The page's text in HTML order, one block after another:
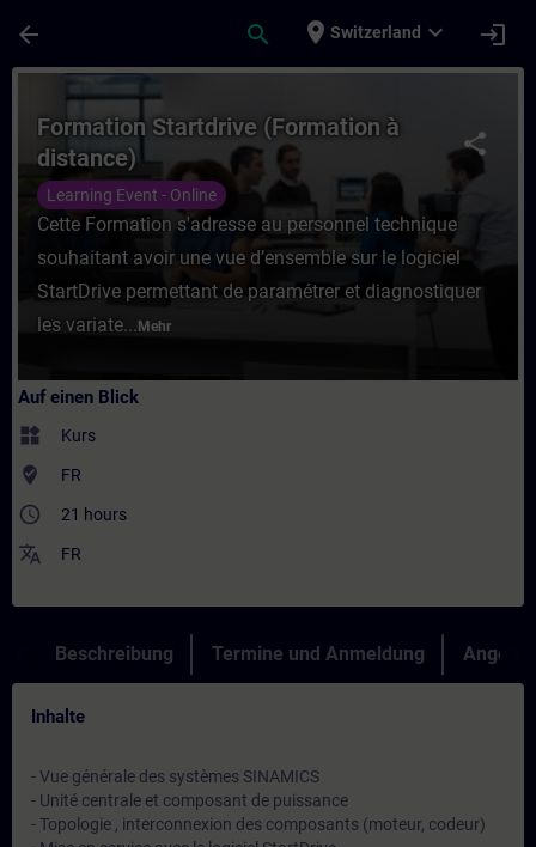
arrow_back search place Switzerland expand_more login
Kurs - Formation Startdrive (Formation
share
Formation Startdrive (Formation à
distance)
Learning Event - Online
Cette Formation s'adresse au personnel technique
souhaitant avoir une vue d’ensemble sur le logiciel
StartDrive permettant de paramétrer et diagnostiquer
les variate... Mehr
Auf einen Blick
widgets Kurs
where_to_vote FR
access_time 21 hours
translate FR
Beschreibung Termine und Anmeldung Angebot
Inhalte
- Vue générale des systèmes SINAMICS
- Unité centrale et composant de puissance
- Topologie , interconnexion des composants (moteur, codeur)